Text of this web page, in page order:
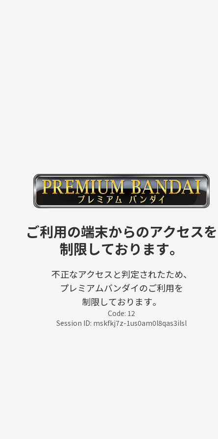
ご利用の端末からのアクセスを
制限しております。
不正なアクセスと判定されたため、
プレミアムバンダイのご利用を
制限しております。
Code: 12
Session ID: mskfkj7z-1us0am0l8qas3ilsl